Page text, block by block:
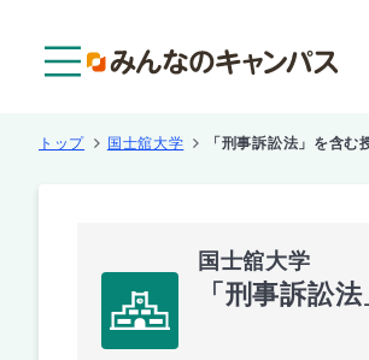
トップ 国士舘大学 「刑事訴訟法」を含む
国士舘大学
「刑事訴訟